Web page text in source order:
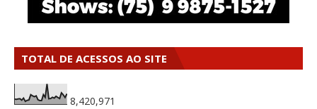
TOTAL DE ACESSOS AO SITE
8,420,971